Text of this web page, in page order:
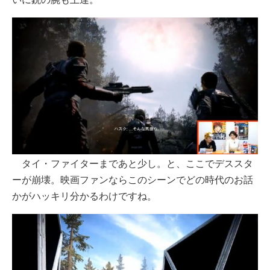
タイ・ファイターまであと少し。と、ここでデススタ
ーが崩壊。映画ファンならこのシーンでどの時代のお話
かがハッキリ分かるわけですね。